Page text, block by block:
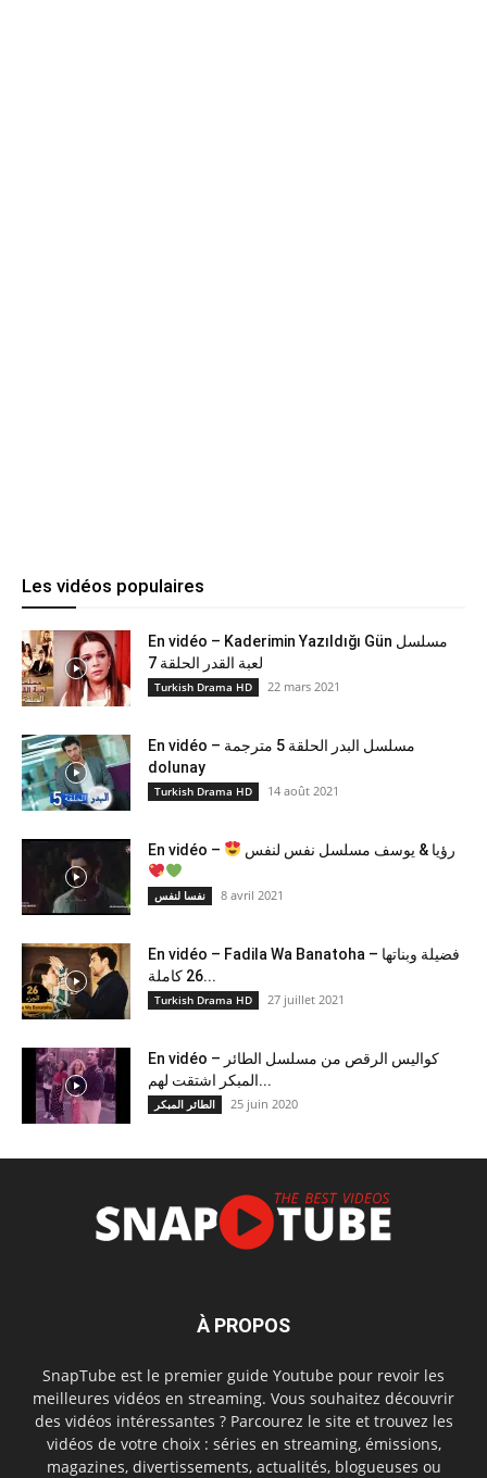
Les vidéos populaires
En vidéo – Kaderimin Yazıldığı Gün مسلسل
لعبة القدر الحلقة 7
Turkish Drama HD 22 mars 2021
En vidéo – مسلسل البدر الحلقة 5 مترجمة
dolunay
Turkish Drama HD 14 août 2021
En vidéo – رؤيا & يوسف مسلسل نفس لنفس
نفسا لنفس 8 avril 2021
En vidéo – Fadila Wa Banatoha – فضيلة وبناتها
26 كاملة...
Turkish Drama HD 27 juillet 2021
En vidéo – كواليس الرقص من مسلسل الطائر
المبكر اشتقت لهم...
الطائر المبكر 25 juin 2020
À PROPOS
SnapTube est le premier guide Youtube pour revoir les
meilleures vidéos en streaming. Vous souhaitez découvrir
des vidéos intéressantes ? Parcourez le site et trouvez les
vidéos de votre choix : séries en streaming, émissions,
magazines, divertissements, actualités, blogueuses ou